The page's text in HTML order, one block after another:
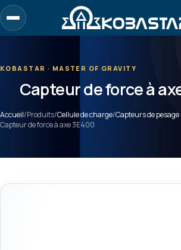
Aller
au
contenu
KOBASTAR · MASTER OF GRAVITY
Capteur de force à
Accueil/Produits/Cellule de charge/Capteurs de
Capteur de force à axe 3E400